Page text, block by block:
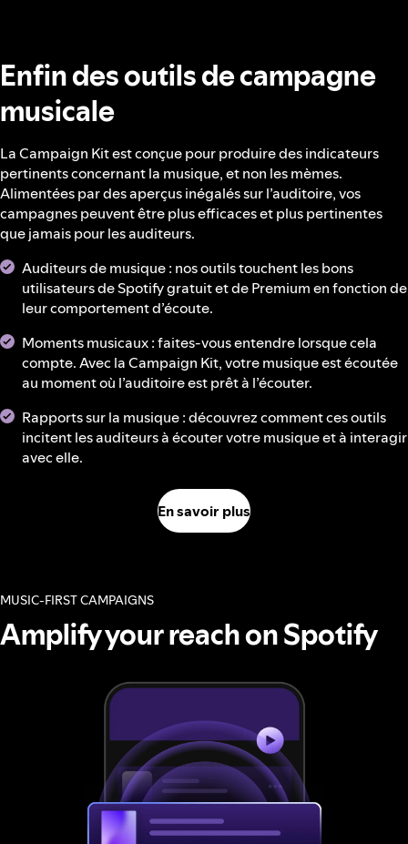
Enfin des outils de campagne
musicale
La Campaign Kit est conçue pour produire des indicateurs
pertinents concernant la musique, et non les mèmes.
Alimentées par des aperçus inégalés sur l’auditoire, vos
campagnes peuvent être plus efficaces et plus pertinentes
que jamais pour les auditeurs.
Auditeurs de musique : nos outils touchent les bons
utilisateurs de Spotify gratuit et de Premium en fonction de
leur comportement d’écoute.
Moments musicaux : faites-vous entendre lorsque cela
compte. Avec la Campaign Kit, votre musique est écoutée
au moment où l’auditoire est prêt à l’écouter.
Rapports sur la musique : découvrez comment ces outils
incitent les auditeurs à écouter votre musique et à interagir
avec elle.
En savoir plus
MUSIC-FIRST CAMPAIGNS
Amplify your reach on Spotify